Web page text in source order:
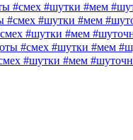
#смех #шутки #мем
#шутки #мем
#шутки #мем
#смех #шутки #мем
#шутки #мем